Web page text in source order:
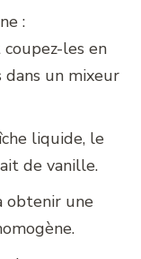
:
les en
dans un mixeur
liquide, le
de vanille.
obtenir une